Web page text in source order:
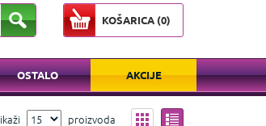
KOŠARICA (0)
OSTALO AKCIJE
proizvoda